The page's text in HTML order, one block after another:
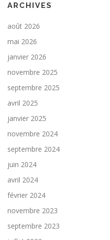
ARCHIVES
août 2026
mai 2026
janvier 2026
novembre 2025
septembre 2025
avril 2025
janvier 2025
novembre 2024
septembre 2024
juin 2024
avril 2024
février 2024
novembre 2023
septembre 2023